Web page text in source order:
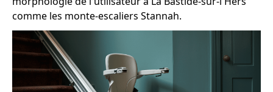
comme les monte-escaliers Stannah.